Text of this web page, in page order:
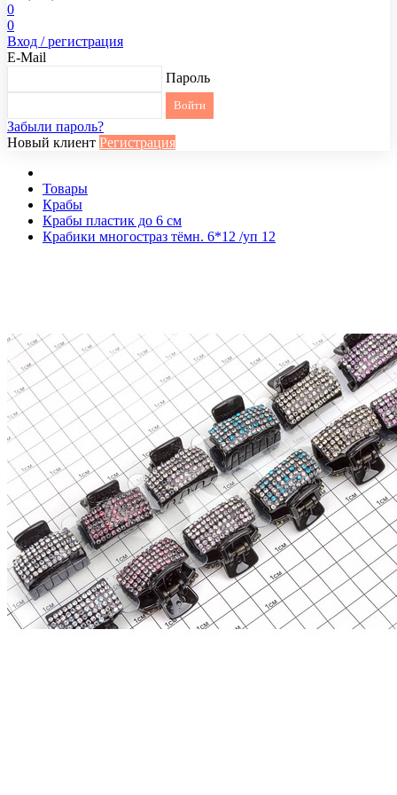
0
0
Вход / регистрация
E-Mail
Пароль
Забыли пароль?
Новый клиент Регистрация
Товары
Крабы
Крабы пластик до 6 см
Крабики многостраз тёмн. 6*12 /уп 12